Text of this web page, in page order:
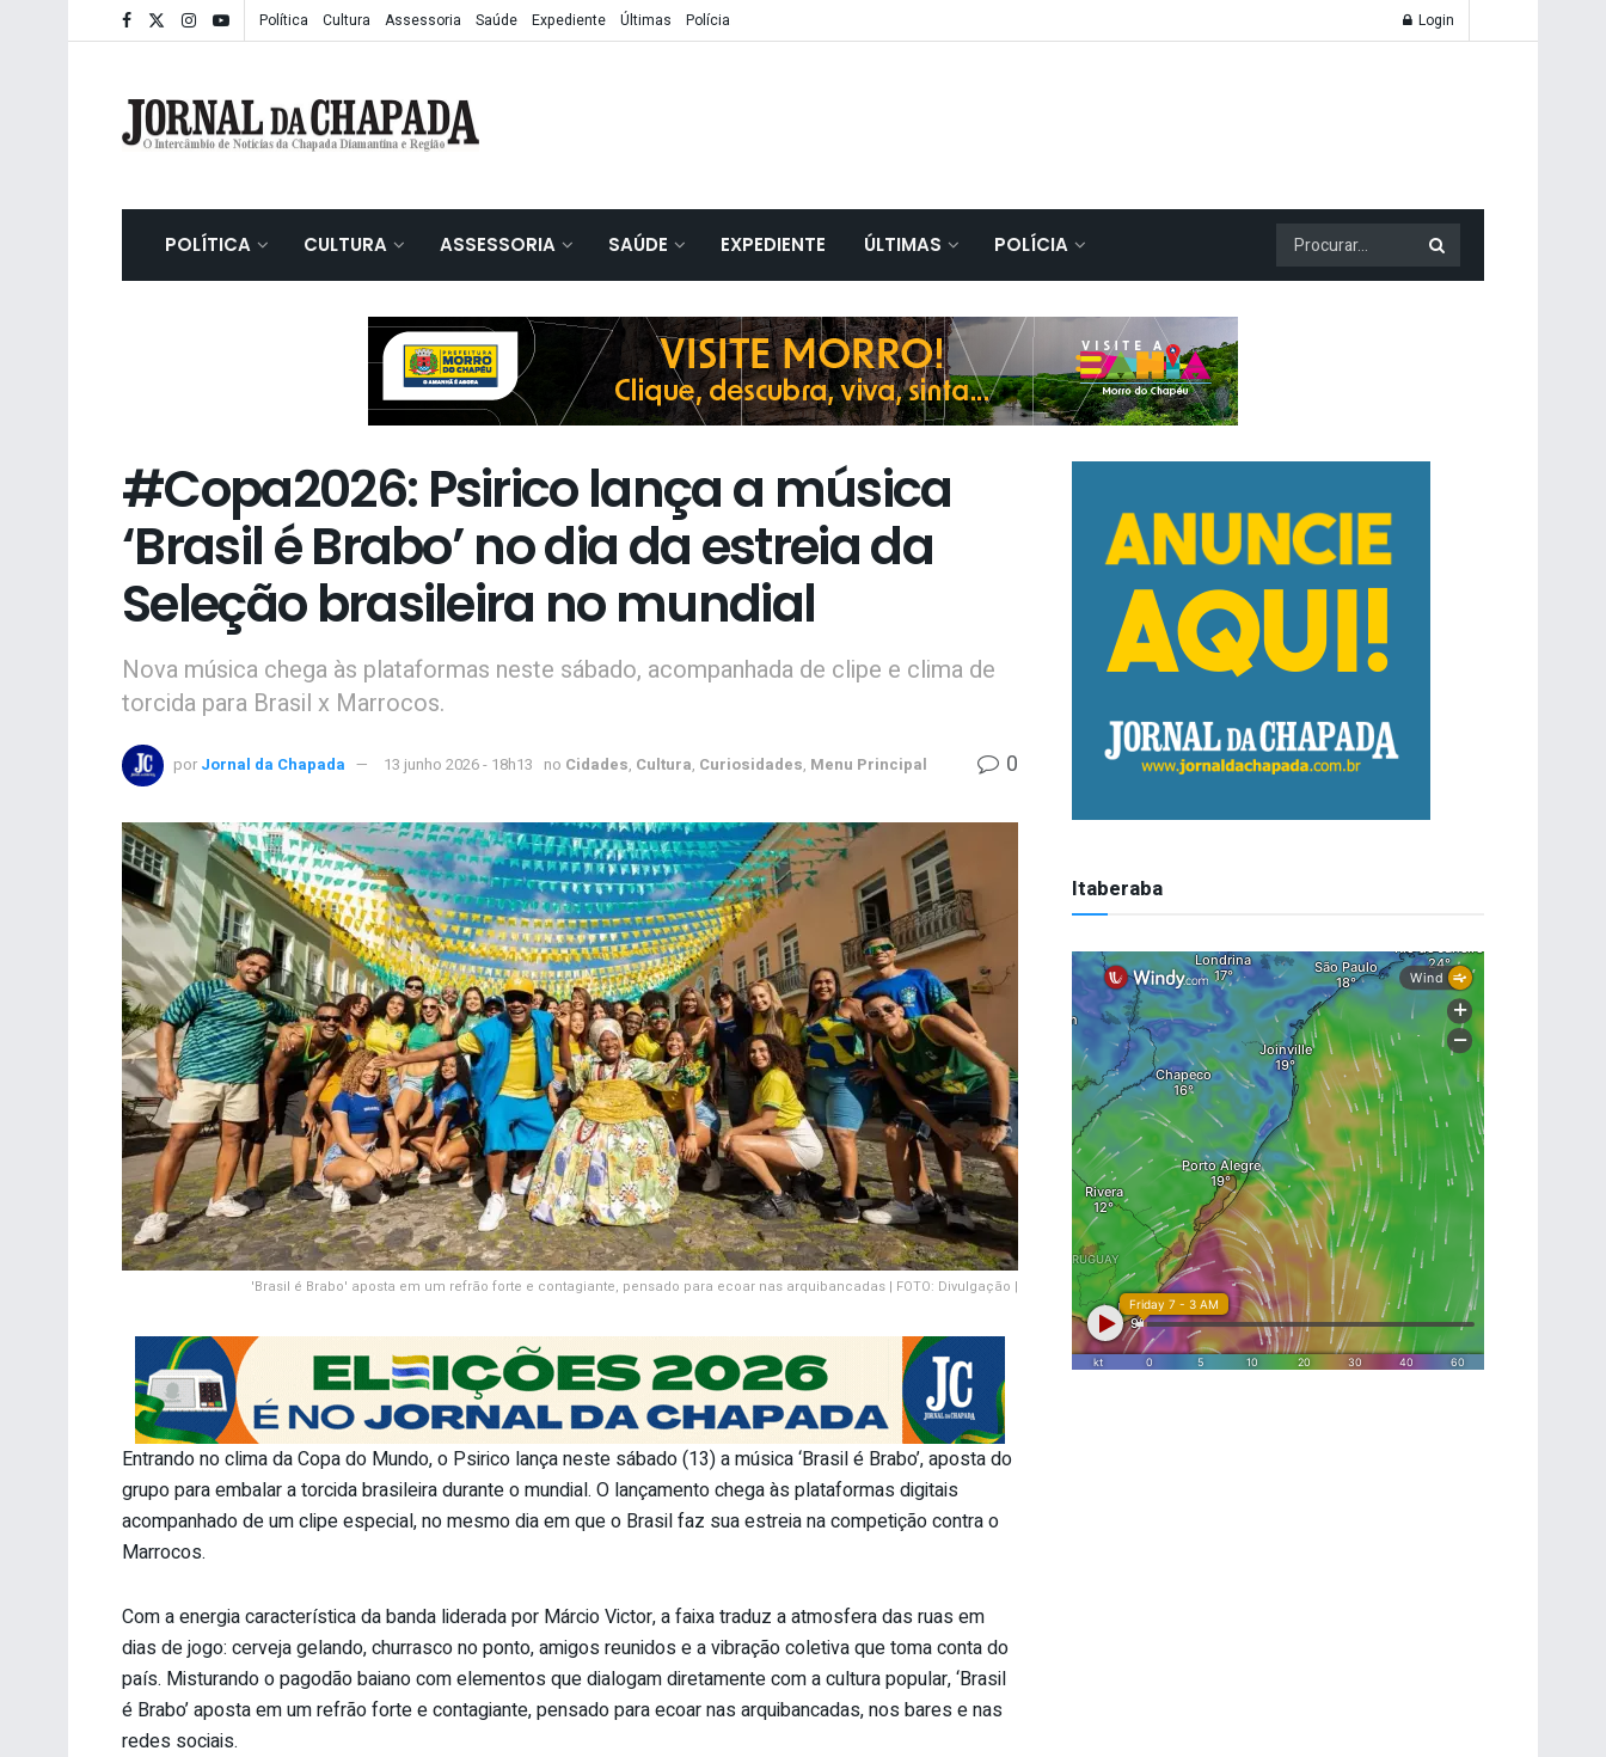
Política Cultura Assessoria Saúde Expediente Últimas Polícia Login
POLÍTICA CULTURA ASSESSORIA SAÚDE EXPEDIENTE ÚLTIMAS POLÍCIA
#Copa2026: Psirico lança a música
‘Brasil é Brabo’ no dia da estreia da
Seleção brasileira no mundial
Nova música chega às plataformas neste sábado, acompanhada de clipe e clima de
torcida para Brasil x Marrocos.
por Jornal da Chapada 13 junho 2026 - 18h13 no Cidades, Cultura, Curiosidades, Menu Principal 0
'Brasil é Brabo' aposta em um refrão forte e contagiante, pensado para ecoar nas arquibancadas | FOTO: Divulgação |
Entrando no clima da Copa do Mundo, o Psirico lança neste sábado (13) a música ‘Brasil é Brabo’, aposta do
grupo para embalar a torcida brasileira durante o mundial. O lançamento chega às plataformas digitais
acompanhado de um clipe especial, no mesmo dia em que o Brasil faz sua estreia na competição contra o
Marrocos.
Com a energia característica da banda liderada por Márcio Victor, a faixa traduz a atmosfera das ruas em
dias de jogo: cerveja gelando, churrasco no ponto, amigos reunidos e a vibração coletiva que toma conta do
país. Misturando o pagodão baiano com elementos que dialogam diretamente com a cultura popular, ‘Brasil
é Brabo’ aposta em um refrão forte e contagiante, pensado para ecoar nas arquibancadas, nos bares e nas
redes sociais.
Itaberaba